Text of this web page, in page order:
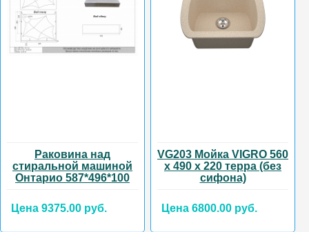
Раковина над
стиральной машиной
Онтарио 587*496*100
Цена 9375.00 руб.
VG203 Мойка VIGRO 560
х 490 х 220 терра (без
сифона)
Цена 6800.00 руб.